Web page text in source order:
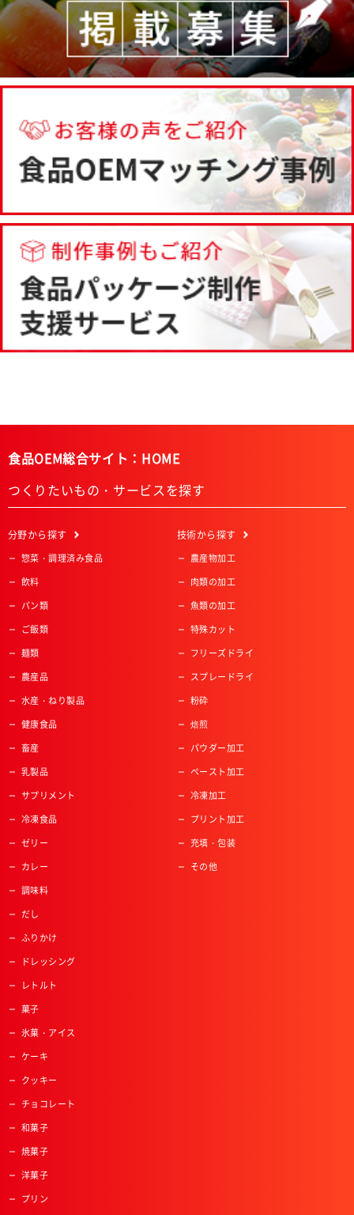
食品OEM総合サイト：HOME
つくりたいもの・サービスを探す
分野から探す
惣菜・調理済み食品
飲料
パン類
ご飯類
麺類
農産品
水産・ねり製品
健康食品
畜産
乳製品
サプリメント
冷凍食品
ゼリー
カレー
調味料
だし
ふりかけ
ドレッシング
レトルト
菓子
氷菓・アイス
ケーキ
クッキー
チョコレート
和菓子
焼菓子
洋菓子
プリン
技術から探す
農産物加工
肉類の加工
魚類の加工
特殊カット
フリーズドライ
スプレードライ
粉砕
焙煎
パウダー加工
ペースト加工
冷凍加工
プリント加工
充填・包装
その他